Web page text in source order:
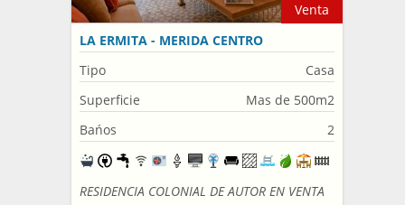
Venta
LA ERMITA - MERIDA CENTRO
Tipo
Casa
Superficie
Mas de 500m2
Bańos
2
RESIDENCIA COLONIAL DE AUTOR EN VENTA